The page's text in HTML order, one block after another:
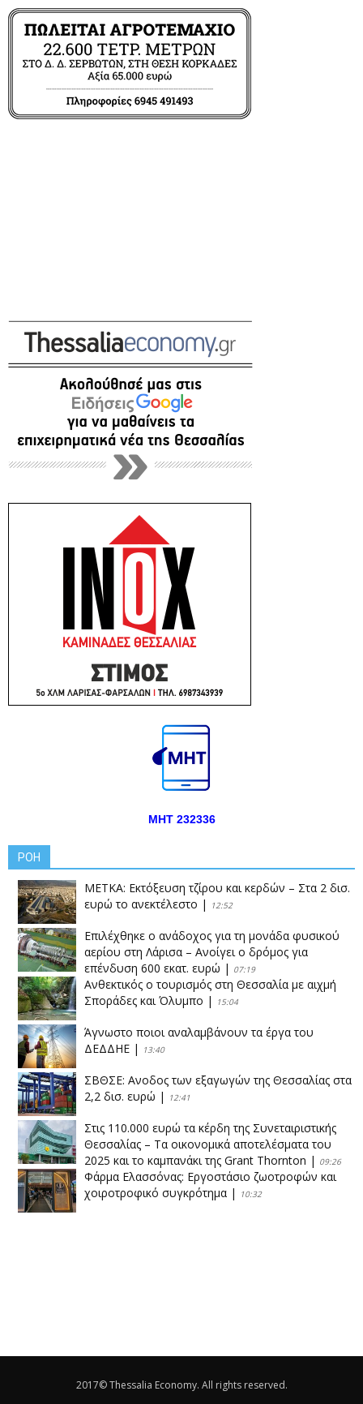
ΜΗΤ 232336
ΡΟΗ
ΜΕΤΚΑ: Εκτόξευση τζίρου και κερδών – Στα 2 δισ.
ευρώ το ανεκτέλεστο | 12:52
Επιλέχθηκε ο ανάδοχος για τη μονάδα φυσικού
αερίου στη Λάρισα – Ανοίγει ο δρόμος για
επένδυση 600 εκατ. ευρώ | 07:19
Ανθεκτικός ο τουρισμός στη Θεσσαλία με αιχμή
Σποράδες και Όλυμπο | 15:04
Άγνωστο ποιοι αναλαμβάνουν τα έργα του
ΔΕΔΔΗΕ | 13:40
ΣΒΘΣΕ: Aνοδος των εξαγωγών της Θεσσαλίας στα
2,2 δισ. ευρώ | 12:41
Στις 110.000 ευρώ τα κέρδη της Συνεταιριστικής
Θεσσαλίας – Τα οικονομικά αποτελέσματα του
2025 και το καμπανάκι της Grant Thornton | 09:26
Φάρμα Ελασσόνας: Εργοστάσιο ζωοτροφών και
χοιροτροφικό συγκρότημα | 10:32
2017© Thessalia Economy. All rights reserved.